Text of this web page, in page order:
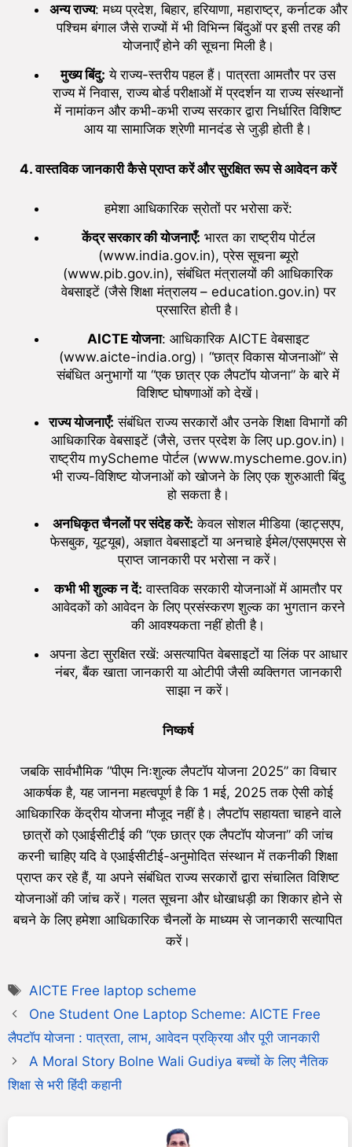
अन्य राज्य: मध्य प्रदेश, बिहार, हरियाणा, महाराष्ट्र, कर्नाटक और
पश्चिम बंगाल जैसे राज्यों में भी विभिन्न बिंदुओं पर इसी तरह की
योजनाएँ होने की सूचना मिली है।
मुख्य बिंदु: ये राज्य-स्तरीय पहल हैं। पात्रता आमतौर पर उस
राज्य में निवास, राज्य बोर्ड परीक्षाओं में प्रदर्शन या राज्य संस्थानों
में नामांकन और कभी-कभी राज्य सरकार द्वारा निर्धारित विशिष्ट
आय या सामाजिक श्रेणी मानदंड से जुड़ी होती है।
4. वास्तविक जानकारी कैसे प्राप्त करें और सुरक्षित रूप से आवेदन करें
हमेशा आधिकारिक स्रोतों पर भरोसा करें:
केंद्र सरकार की योजनाएँ: भारत का राष्ट्रीय पोर्टल
(www.india.gov.in), प्रेस सूचना ब्यूरो
(www.pib.gov.in), संबंधित मंत्रालयों की आधिकारिक
वेबसाइटें (जैसे शिक्षा मंत्रालय – education.gov.in) पर
प्रसारित होती है।
AICTE योजना: आधिकारिक AICTE वेबसाइट
(www.aicte-india.org)। “छात्र विकास योजनाओं” से
संबंधित अनुभागों या “एक छात्र एक लैपटॉप योजना” के बारे में
विशिष्ट घोषणाओं को देखें।
राज्य योजनाएँ: संबंधित राज्य सरकारों और उनके शिक्षा विभागों की
आधिकारिक वेबसाइटें (जैसे, उत्तर प्रदेश के लिए up.gov.in)।
राष्ट्रीय myScheme पोर्टल (www.myscheme.gov.in)
भी राज्य-विशिष्ट योजनाओं को खोजने के लिए एक शुरुआती बिंदु
हो सकता है।
अनधिकृत चैनलों पर संदेह करें: केवल सोशल मीडिया (व्हाट्सएप,
फेसबुक, यूट्यूब), अज्ञात वेबसाइटों या अनचाहे ईमेल/एसएमएस से
प्राप्त जानकारी पर भरोसा न करें।
कभी भी शुल्क न दें: वास्तविक सरकारी योजनाओं में आमतौर पर
आवेदकों को आवेदन के लिए प्रसंस्करण शुल्क का भुगतान करने
की आवश्यकता नहीं होती है।
अपना डेटा सुरक्षित रखें: असत्यापित वेबसाइटों या लिंक पर आधार
नंबर, बैंक खाता जानकारी या ओटीपी जैसी व्यक्तिगत जानकारी
साझा न करें।
निष्कर्ष
जबकि सार्वभौमिक “पीएम निःशुल्क लैपटॉप योजना 2025” का विचार
आकर्षक है, यह जानना महत्वपूर्ण है कि 1 मई, 2025 तक ऐसी कोई
आधिकारिक केंद्रीय योजना मौजूद नहीं है। लैपटॉप सहायता चाहने वाले
छात्रों को एआईसीटीई की “एक छात्र एक लैपटॉप योजना” की जांच
करनी चाहिए यदि वे एआईसीटीई-अनुमोदित संस्थान में तकनीकी शिक्षा
प्राप्त कर रहे हैं, या अपने संबंधित राज्य सरकारों द्वारा संचालित विशिष्ट
योजनाओं की जांच करें। गलत सूचना और धोखाधड़ी का शिकार होने से
बचने के लिए हमेशा आधिकारिक चैनलों के माध्यम से जानकारी सत्यापित
करें।
AICTE Free laptop scheme
One Student One Laptop Scheme: AICTE Free
लैपटॉप योजना : पात्रता, लाभ, आवेदन प्रक्रिया और पूरी जानकारी
A Moral Story Bolne Wali Gudiya बच्चों के लिए नैतिक
शिक्षा से भरी हिंदी कहानी